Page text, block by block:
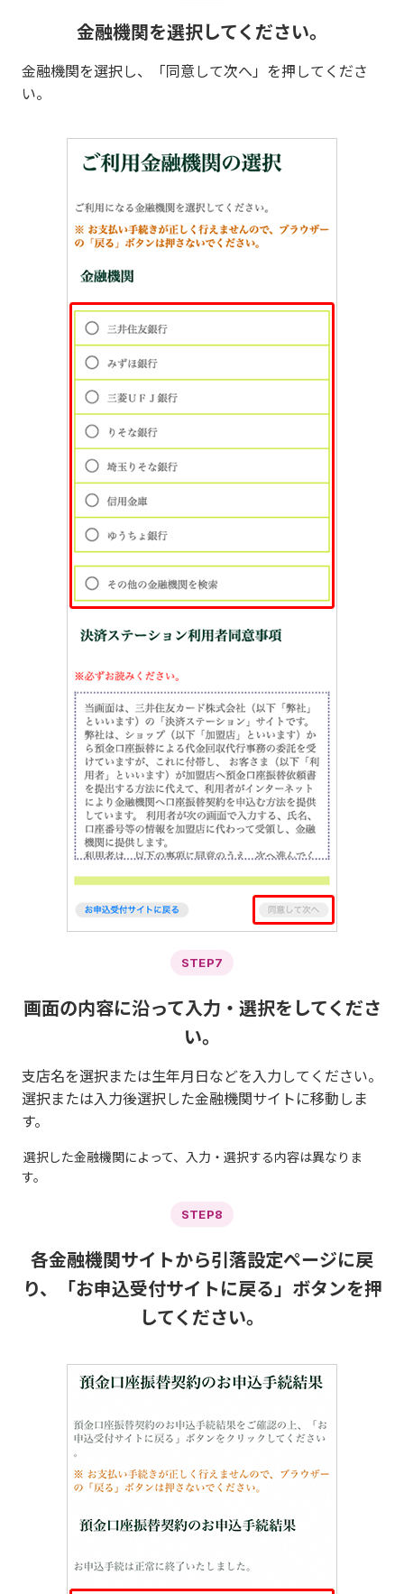
金融機関を選択してください。
金融機関を選択し、「同意して次へ」を押してくださ
い。
STEP7
画面の内容に沿って入力・選択をしてくださ
い。
支店名を選択または生年月日などを入力してください。
選択または入力後選択した金融機関サイトに移動しま
す。
選択した金融機関によって、入力・選択する内容は異なりま
す。
STEP8
各金融機関サイトから引落設定ページに戻
り、「お申込受付サイトに戻る」ボタンを押
してください。